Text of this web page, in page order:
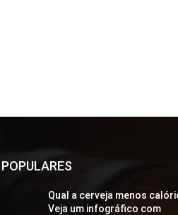
Qual a cerveja menos
Veja um infográfico com